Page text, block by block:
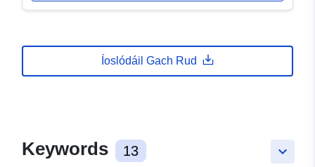
Íoslódáil Gach Rud
keyboard_arrow_down
Keywords 13